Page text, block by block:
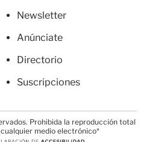
Newsletter
Anúnciate
Directorio
Suscripciones
Prohibida la reproducción total
medio electrónico*